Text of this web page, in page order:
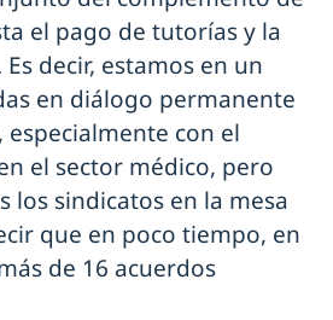
el pago de tutorías y la
decir, estamos en un
en diálogo permanente
especialmente con el
el sector médico, pero
los sindicatos en la mesa
que en poco tiempo, en
de 16 acuerdos